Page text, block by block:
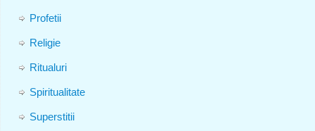
Profetii
Religie
Ritualuri
Spiritualitate
Superstitii